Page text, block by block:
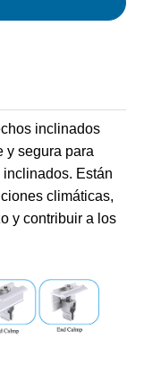
inclinados
y segura para
Están
climáticas,
y contribuir a los